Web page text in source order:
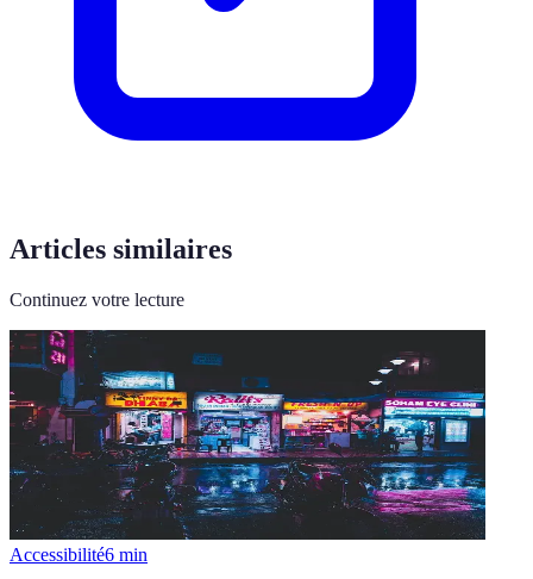
Articles similaires
Continuez votre lecture
Accessibilité6 min